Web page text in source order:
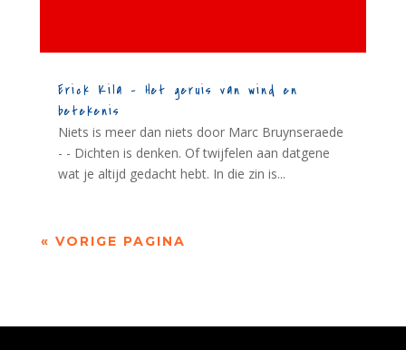
Erick Kila – Het geruis van wind en
betekenis
Niets is meer dan niets door Marc Bruynseraede
- - Dichten is denken. Of twijfelen aan datgene
wat je altijd gedacht hebt. In die zin is...
« VORIGE PAGINA